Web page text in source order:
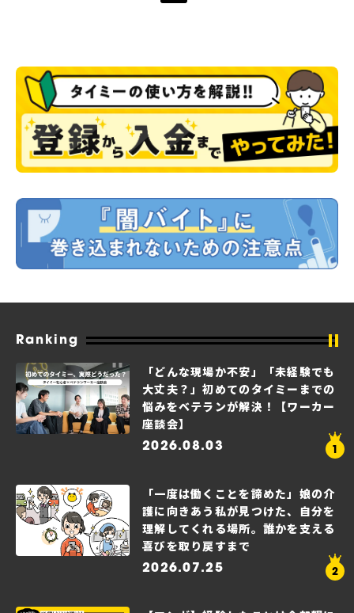
Ranking
「どんな現場か不安」「未経験でも
大丈夫？」初めてのタイミーまでの
悩みをベテランが解決！【ワーカー
座談会】
2026.08.03
「一度は働くことを諦めた」娘の介
護に向きあう私が見つけた、自分を
理解してくれる場所。誰かを支える
喜びを取り戻すまで
2026.07.25